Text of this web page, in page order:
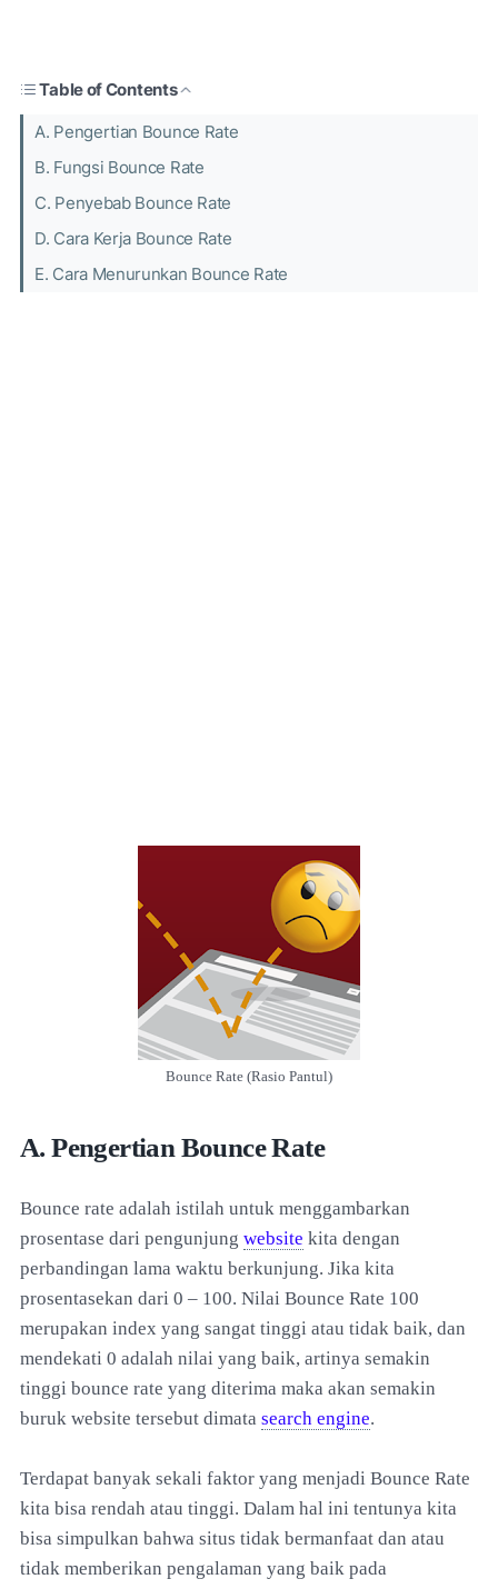
Table of Contents
A. Pengertian Bounce Rate
B. Fungsi Bounce Rate
C. Penyebab Bounce Rate
D. Cara Kerja Bounce Rate
E. Cara Menurunkan Bounce Rate
Bounce Rate (Rasio Pantul)
A. Pengertian Bounce Rate
Bounce rate adalah istilah untuk menggambarkan
prosentase dari pengunjung website kita dengan
perbandingan lama waktu berkunjung. Jika kita
prosentasekan dari 0 – 100. Nilai Bounce Rate 100
merupakan index yang sangat tinggi atau tidak baik, dan
mendekati 0 adalah nilai yang baik, artinya semakin
tinggi bounce rate yang diterima maka akan semakin
buruk website tersebut dimata search engine.
Terdapat banyak sekali faktor yang menjadi Bounce Rate
kita bisa rendah atau tinggi. Dalam hal ini tentunya kita
bisa simpulkan bahwa situs tidak bermanfaat dan atau
tidak memberikan pengalaman yang baik pada